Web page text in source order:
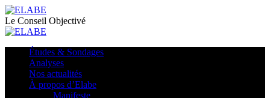
Le Conseil Objectivé
Études & Sondages
Analyses
Nos actualités
À propos d’Elabe
Manifeste